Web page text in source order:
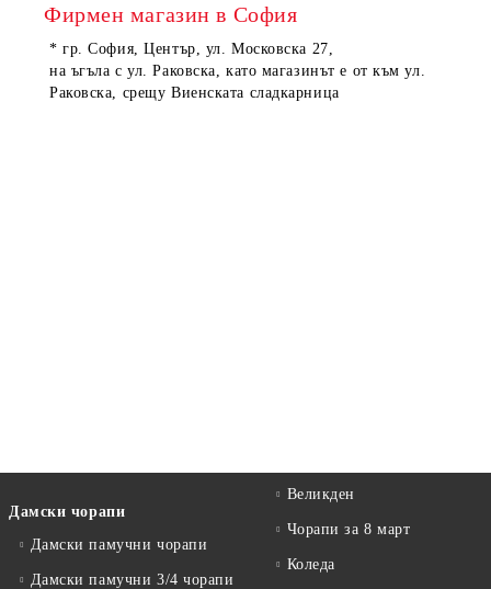
Фирмен магазин в София
* гр. София, Център, ул. Московска 27,
на ъгъла с ул. Раковска, като магазинът е от към ул.
Раковска, срещу Виенската сладкарница
Дамски чорапи
Дамски памучни чорапи
Дамски памучни 3/4 чорапи
Великден
Чорапи за 8 март
Коледа